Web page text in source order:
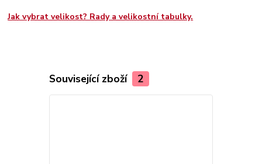
Jak vybrat velikost? Rady a velikostní tabulky.
Související zboží 2